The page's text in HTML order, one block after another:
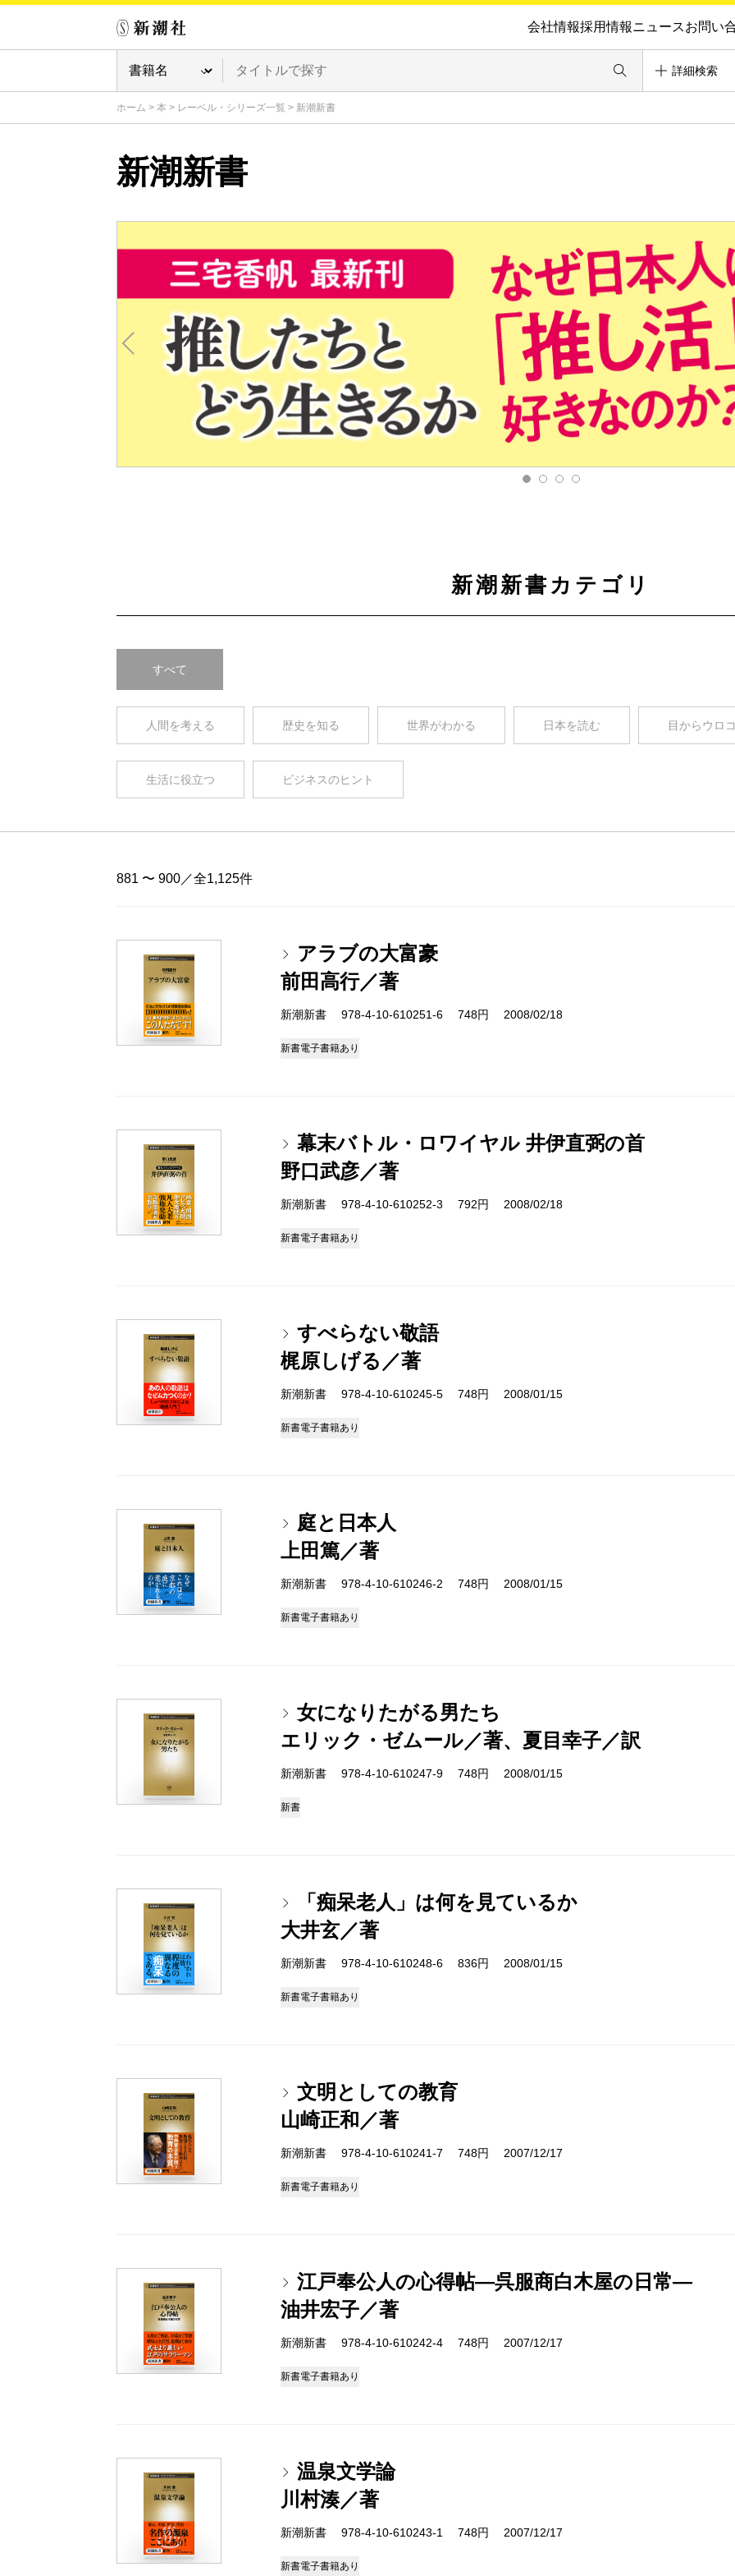
会社情報採用情報ニュースお問い
詳細検索
ホーム > 本 > レーベル・シリーズ一覧 > 新潮新書
新潮新書
新潮新書カテゴリ
すべて
人間を考える 歴史を知る 世界がわかる 日本を読む 目からウロコ
生活に役立つ ビジネスのヒント
881 〜 900／全1,125件
アラブの大富豪
前田高行／著
新潮新書 978-4-10-610251-6 748円 2008/02/18
新書電子書籍あり
幕末バトル・ロワイヤル 井伊直弼の首
野口武彦／著
新潮新書 978-4-10-610252-3 792円 2008/02/18
新書電子書籍あり
すべらない敬語
梶原しげる／著
新潮新書 978-4-10-610245-5 748円 2008/01/15
新書電子書籍あり
庭と日本人
上田篤／著
新潮新書 978-4-10-610246-2 748円 2008/01/15
新書電子書籍あり
女になりたがる男たち
エリック・ゼムール／著、夏目幸子／訳
新潮新書 978-4-10-610247-9 748円 2008/01/15
新書
「痴呆老人」は何を見ているか
大井玄／著
新潮新書 978-4-10-610248-6 836円 2008/01/15
新書電子書籍あり
文明としての教育
山崎正和／著
新潮新書 978-4-10-610241-7 748円 2007/12/17
新書電子書籍あり
江戸奉公人の心得帖―呉服商白木屋の日常―
油井宏子／著
新潮新書 978-4-10-610242-4 748円 2007/12/17
新書電子書籍あり
温泉文学論
川村湊／著
新潮新書 978-4-10-610243-1 748円 2007/12/17
新書電子書籍あり